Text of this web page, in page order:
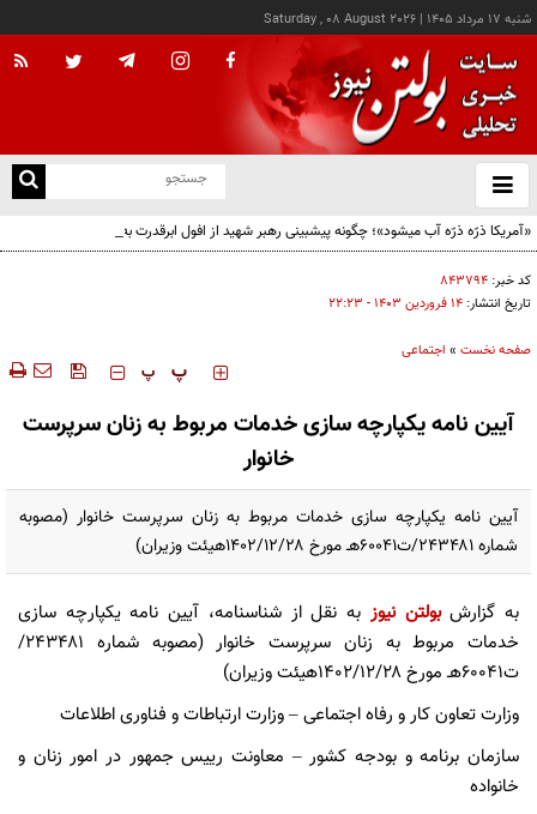
شنبه ۱۷ مرداد ۱۴۰۵ |
Saturday , 08 August 2026
باز
و
«آمریکا ذرّه ذرّه آب میشود»؛ چگونه پیشبینی رهبر شهید از افول ابرقدرت به حقیقت پیوست؟
کد خبر: ۸۴۳۷۹۴
تاریخ انتشار: ۱۴ فروردين ۱۴۰۳ - ۲۲:۲۳
صفحه نخست » اجتماعی
‍‍‍ پ پ
آیین نامه یکپارچه سازی خدمات مربوط به زنان سرپرست
خانوار
آیین نامه یکپارچه سازی خدمات مربوط به زنان سرپرست خانوار (مصوبه
شماره ۲۴۳۴۸۱/ت۶۰۰۴۱هـ مورخ ۱۴۰۲/۱۲/۲۸هیئت وزیران)
به گزارشبولتن نیوز به نقل از شناسنامه، آیین نامه یکپارچه سازی
خدمات مربوط به زنان سرپرست خانوار (مصوبه شماره ۲۴۳۴۸۱/
ت۶۰۰۴۱هـ مورخ ۱۴۰۲/۱۲/۲۸هیئت وزیران)
وزارت تعاون کار و رفاه اجتماعی – وزارت ارتباطات و فناوری اطلاعات
سازمان برنامه و بودجه کشور – معاونت رییس جمهور در امور زنان و
خانواده